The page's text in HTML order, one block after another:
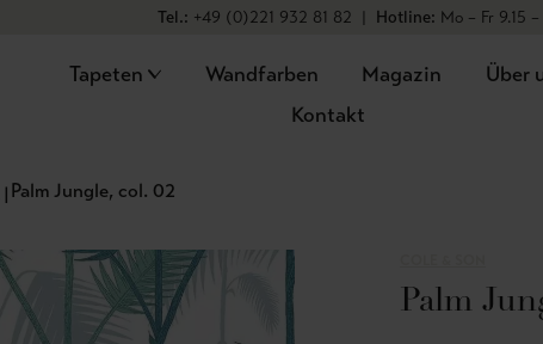
Tel.: +49 (0)221 932 81 82 | Hotline: Mo – Fr 9.15
Tapeten Wandfarben Magazin
Über
Kontakt
Palm Jungle, col. 02
Palm